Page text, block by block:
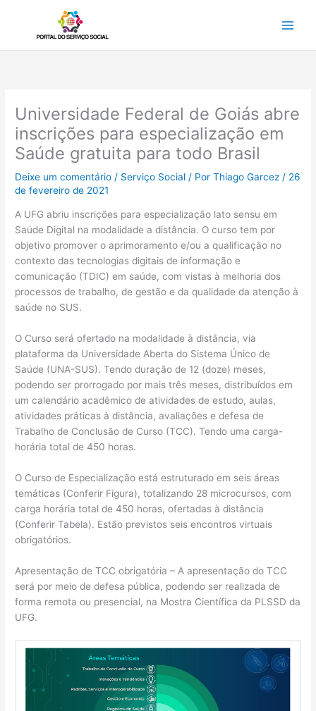
conteúdo
Universidade Federal de Goiás abre
inscrições para especialização em
Saúde gratuita para todo Brasil
Deixe um comentário / Serviço Social / PorThiago Garcez / 26
de fevereiro de 2021
A UFG abriu inscrições para especialização lato sensu em
Saúde Digital na modalidade a distância. O curso tem por
objetivo promover o aprimoramento e/ou a qualificação no
contexto das tecnologias digitais de informação e
comunicação (TDIC) em saúde, com vistas à melhoria dos
processos de trabalho, de gestão e da qualidade da atenção à
saúde no SUS.
O Curso será ofertado na modalidade à distância, via
plataforma da Universidade Aberta do Sistema Único de
Saúde (UNA-SUS). Tendo duração de 12 (doze) meses,
podendo ser prorrogado por mais três meses, distribuídos em
um calendário acadêmico de atividades de estudo, aulas,
atividades práticas à distância, avaliações e defesa de
Trabalho de Conclusão de Curso (TCC). Tendo uma carga-
horária total de 450 horas.
O Curso de Especialização está estruturado em seis áreas
temáticas (Conferir Figura), totalizando 28 microcursos, com
carga horária total de 450 horas, ofertadas à distância
(Conferir Tabela). Estão previstos seis encontros virtuais
obrigatórios.
Apresentação de TCC obrigatória – A apresentação do TCC
será por meio de defesa pública, podendo ser realizada de
forma remota ou presencial, na Mostra Científica da PLSSD da
UFG.